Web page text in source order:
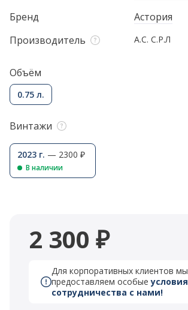
Бренд
Астория
Производитель
А.С. С.Р.Л
Объём
0.75 л.
Винтажи
2023 г. — 2300 ₽
В наличии
2 300 ₽
Для корпоративных клиентов мы
предоставляем особыеусловия
сотрудничества с нами!